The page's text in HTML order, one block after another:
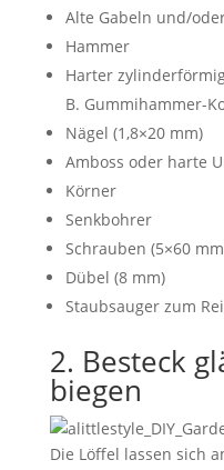
Alte Gabeln und/
Hammer
Harter
B. Gummihammer-
Nägel (1,8×20 mm)
Amboss oder harte
Körner
Senkbohrer
Schrauben (5×60
Dübel (8 mm)
Staubsauger zum
2. Besteck
biegen
Die Löffel lassen sich